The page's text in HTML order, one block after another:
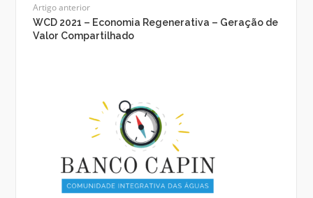
Artigo anterior
WCD 2021 – Economia Regenerativa – Geração de
Valor Compartilhado